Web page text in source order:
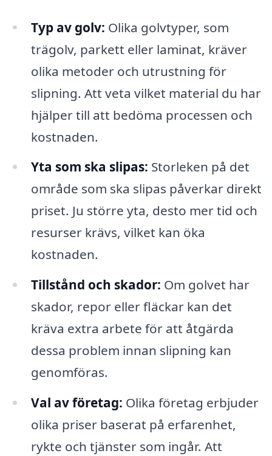
Typ av golv: Olika golvtyper, som
trägolv, parkett eller laminat, kräver
olika metoder och utrustning för
slipning. Att veta vilket material du har
hjälper till att bedöma processen och
kostnaden.
Yta som ska slipas: Storleken på det
område som ska slipas påverkar direkt
priset. Ju större yta, desto mer tid och
resurser krävs, vilket kan öka
kostnaden.
Tillstånd och skador: Om golvet har
skador, repor eller fläckar kan det
kräva extra arbete för att åtgärda
dessa problem innan slipning kan
genomföras.
Val av företag: Olika företag erbjuder
olika priser baserat på erfarenhet,
rykte och tjänster som ingår. Att